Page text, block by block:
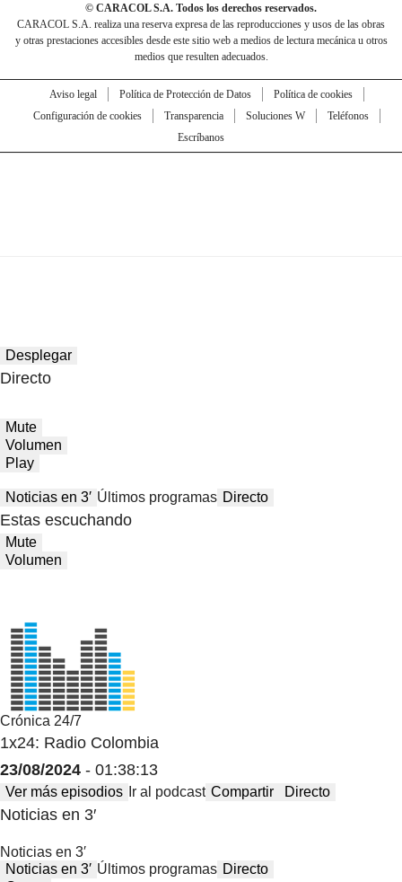
© CARACOL S.A. Todos los derechos reservados.
CARACOL S.A. realiza una reserva expresa de las reproducciones y usos de las obras
y otras prestaciones accesibles desde este sitio web a medios de lectura mecánica u otros
medios que resulten adecuados.
Aviso legal Política de Protección de Datos
Política de cookies
Configuración de cookies
Transparencia Soluciones W
Teléfonos
Escríbanos
Desplegar
Directo
Mute
Volumen
Play
Noticias en 3′ Últimos programas Directo
Estas escuchando
Mute
Volumen
Crónica 24/7
1x24: Radio Colombia
23/08/2024 - 01:38:13
Ver más episodios Ir al podcast Compartir Directo
Noticias en 3′
Noticias en 3′
Noticias en 3′ Últimos programas Directo